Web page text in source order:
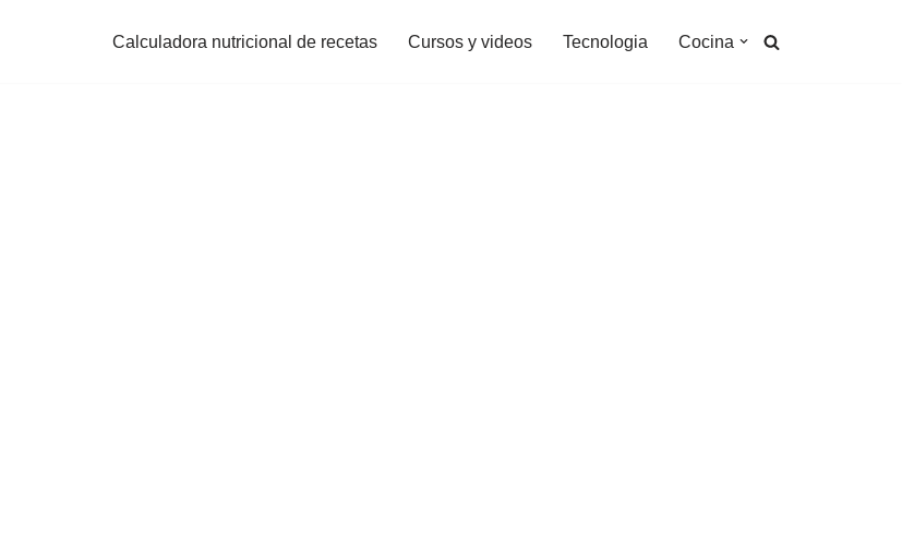
Calculadora nutricional de recetas Cursos y videos Tecnologia Cocina